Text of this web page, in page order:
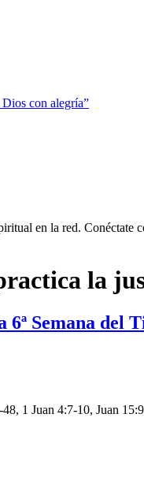
con alegría”
en la red.
la
Semana del
1 Juan 4:7-10, Juan